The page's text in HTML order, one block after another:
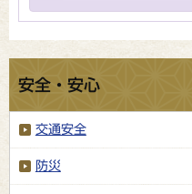
安全・安心
交通安全
防災